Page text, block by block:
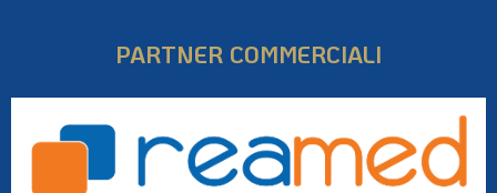
PARTNER COMMERCIALI